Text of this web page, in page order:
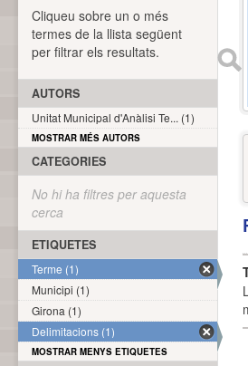
Cliqueu sobre un o més
termes de la llista següent
per filtrar els resultats.
AUTORS
Unitat Municipal d'Anàlisi Te... (1)
MOSTRAR MÉS AUTORS
CATEGORIES
No hi ha filtres per aquesta
cerca
ETIQUETES
Terme (1)
Municipi (1)
Girona (1)
Delimitacions (1)
MOSTRAR MENYS ETIQUETES